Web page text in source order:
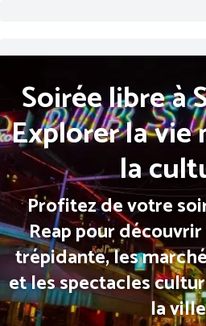
Soirée libre à
Explorer la
la
Profitez de votre
Reap pour
trépidante, les
et les spectacles
la